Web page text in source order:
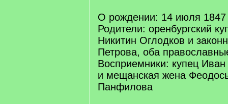
О рождении: 14 июля
Родители: оренбургский
Никитин Оглодков и
Петрова, оба
Восприемники: купец
и мещанская жена
Панфилова